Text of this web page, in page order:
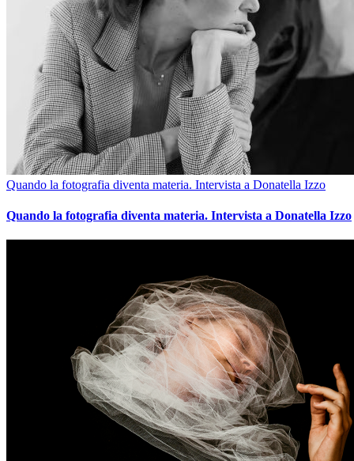
Quando la fotografia diventa materia. Intervista a Donatella Izzo
Quando la fotografia diventa materia. Intervista a Donatella Izzo